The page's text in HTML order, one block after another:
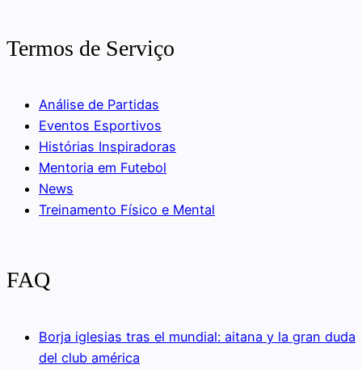
Termos de Serviço
Análise de Partidas
Eventos Esportivos
Histórias Inspiradoras
Mentoria em Futebol
News
Treinamento Físico e Mental
FAQ
Borja iglesias tras el mundial: aitana y la gran duda
del club américa